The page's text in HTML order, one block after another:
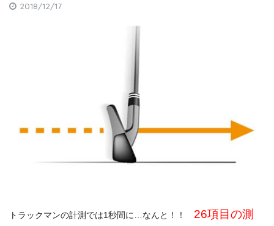
2018/12/17
トラックマンの計測では1秒間に…なんと！！ 26項目の測